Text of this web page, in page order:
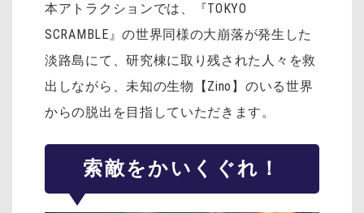
本アトラクションでは、『TOKYO
SCRAMBLE』の世界同様の大崩落が発生した
淡路島にて、研究棟に取り残された人々を救
出しながら、未知の生物【Zino】のいる世界
からの脱出を目指していただきます。
索敵をかいくぐれ！